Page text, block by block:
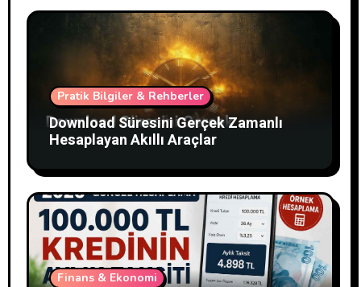
Pratik Bilgiler & Rehberler
Download Süresini Gerçek Zamanlı
Hesaplayan Akıllı Araçlar
Finans & Ekonomi